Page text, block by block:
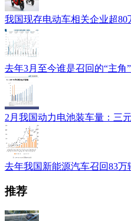
我国现存电动车相关企业超80
去年3月至今谁是召回的“主角
2月我国动力电池装车量：三
去年我国新能源汽车召回83万
推荐